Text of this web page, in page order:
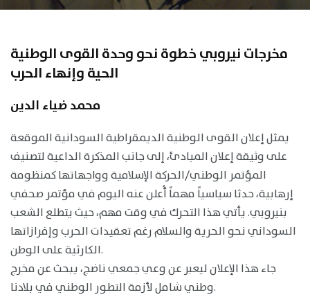
مخرجات نيروبي خطوة نحو وحدة القوى الوطنية
الحية وإنهاء الحرب
محمد ضياء الدين
يمثل إعلان القوى الوطنية الديمقراطية السودانية الموقعة
على وثيقة إعلان المبادئ، إلى جانب المذكرة الداعية لتصنيف
المؤتمر الوطني/الحركة الإسلامية وواجهاتها كمنظومة
إرهابية، حدثا سياسياً مهماً أُعلن عنه اليوم في مؤتمر صحفي
بنيروبي. يأتي هذا التحرك في وقت مهم، حيث يتطلع الشعب
السوداني نحو الحرية والسلام رغم تعقيدات الحرب وإفرازاتها
الكارثية على الوطن.
جاء هذا الإعلان ليعبر عن وعي جمعي ناضج، يبحث عن مخرج
وطني شامل لأزمة التطور الوطني في بلادنا.